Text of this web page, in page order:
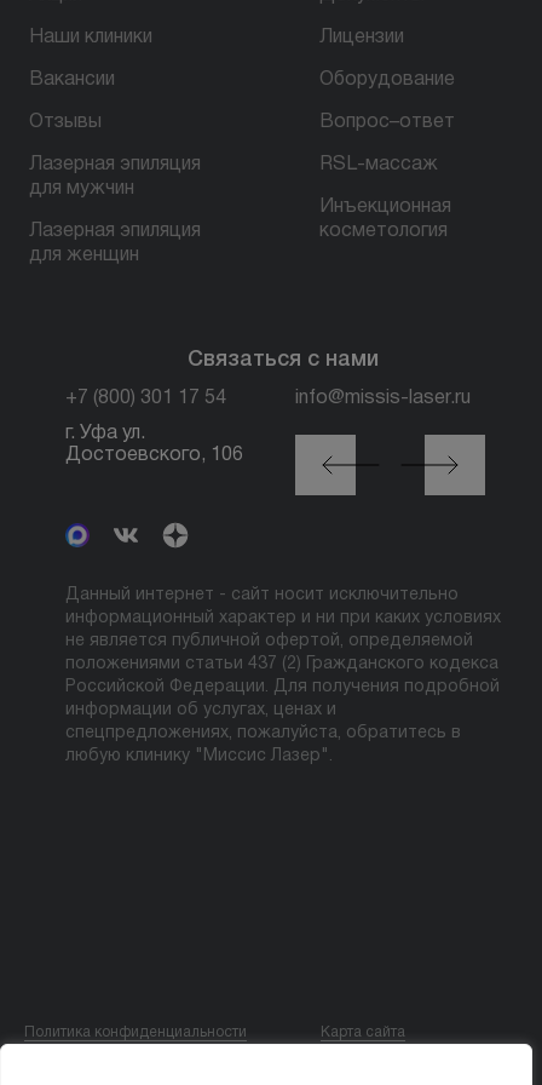
БЕСПЛАТНАЯ КОНСУЛЬТАЦИЯ
Наши клиники
Вакансии
Отзывы
Лазерная эпиляция
для мужчин
Лазерная эпиляция
для женщин
Лицензии
Оборудование
Вопрос–ответ
RSL-массаж
Инъекционная
косметология
Связаться с нами
+7 (800) 301 17 54 info@missis-laser.ru
г. Уфа ул.
Достоевского, 106
г. Москва м. Трубная,
ул. Петровка, 26, стр.
Данный интернет - сайт носит исключительно
информационный характер и ни при каких условиях
не является публичной офертой, определяемой
положениями статьи 437 (2) Гражданского кодекса
Российской Федерации. Для получения подробной
информации об услугах, ценах и
спецпредложениях, пожалуйста, обратитесь в
любую клинику "Миссис Лазер".
Политика конфиденциальности Карта сайта